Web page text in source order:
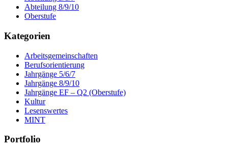
Abteilung 8/9/10
Oberstufe
Kategorien
Arbeitsgemeinschaften
Berufsorientierung
Jahrgänge 5/6/7
Jahrgänge 8/9/10
Jahrgänge EF – Q2 (Oberstufe)
Kultur
Lesenswertes
MINT
Portfolio